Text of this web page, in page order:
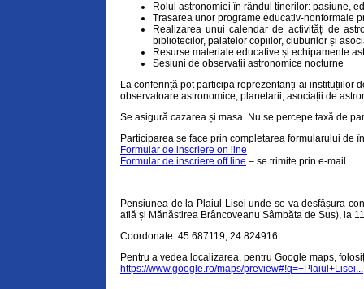
Rolul astronomiei în rândul tinerilor: pasiune,
Trasarea unor programe educativ-nonformale
Realizarea unui calendar de activități de
bibliotecilor, palatelor copiilor, cluburilor și
Resurse materiale educative și echipamente
Sesiuni de observații astronomice nocturne
La conferință pot participa reprezentanți ai instituțiilor
observatoare astronomice, planetarii, asociații de
Se asigură cazarea și masa. Nu se percepe taxă de
Participarea se face prin completarea formularului de
Formular de inscriere on line
Formular de inscriere off line – se trimite prin e-mail
Pensiunea de la Plaiul Lisei unde se va desfășura
află și Mănăstirea Brâncoveanu Sâmbăta de Sus), la
Coordonate: 45.687119, 24.824916
Pentru a vedea localizarea, pentru Google maps,
https://www.google.ro/maps/preview#!q=+Plaiul+Lisei...